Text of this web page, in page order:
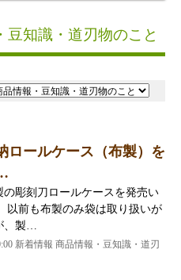
豆知識・道刃物のこと
ロールケース（布製）を
の彫刻刀ロールケースを発売い
以前も布製のみ袋は取り扱いが
、製…
新着情報 商品情報・豆知識・道刃